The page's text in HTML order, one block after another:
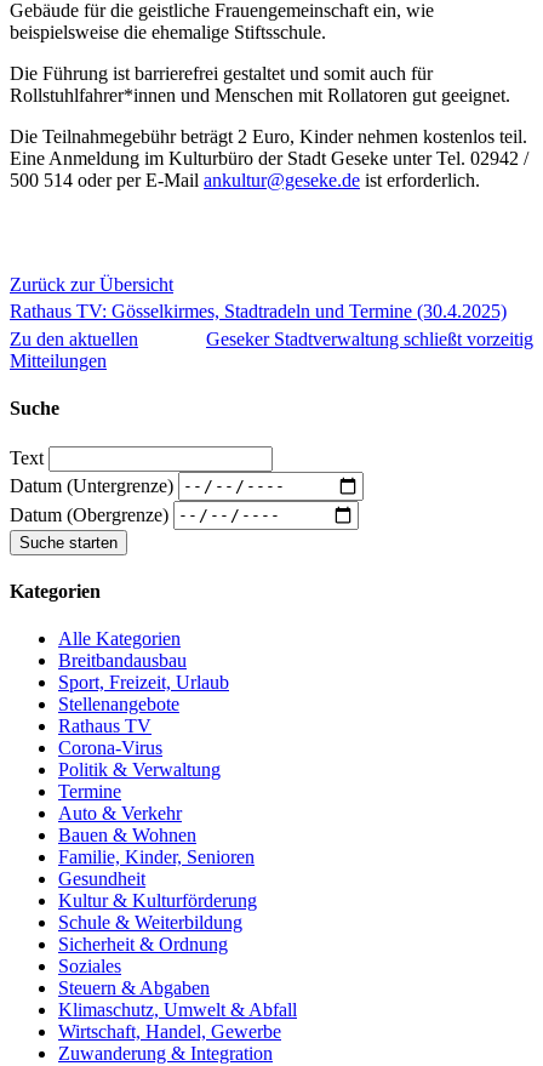
Gebäude für die geistliche Frauengemeinschaft ein, wie
beispielsweise die ehemalige Stiftsschule.
Die Führung ist barrierefrei gestaltet und somit auch für
Rollstuhlfahrer*innen und Menschen mit Rollatoren gut geeignet.
Die Teilnahmegebühr beträgt 2 Euro, Kinder nehmen kostenlos teil.
Eine Anmeldung im Kulturbüro der Stadt Geseke unter Tel. 02942 /
500 514 oder per E-Mail ankultur@geseke.de ist erforderlich.
Zurück zur Übersicht
Rathaus TV: Gösselkirmes, Stadtradeln und Termine (30.4.2025)
Geseker Stadtverwaltung schließt vorzeitig
Zu den aktuellen
Mitteilungen
Suche
Text
Datum (Untergrenze)
Datum (Obergrenze)
Kategorien
Alle Kategorien
Breitbandausbau
Sport, Freizeit, Urlaub
Stellenangebote
Rathaus TV
Corona-Virus
Politik & Verwaltung
Termine
Auto & Verkehr
Bauen & Wohnen
Familie, Kinder, Senioren
Gesundheit
Kultur & Kulturförderung
Schule & Weiterbildung
Sicherheit & Ordnung
Soziales
Steuern & Abgaben
Klimaschutz, Umwelt & Abfall
Wirtschaft, Handel, Gewerbe
Zuwanderung & Integration